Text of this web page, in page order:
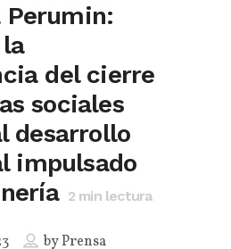
Perumin:
del cierre
sociales
desarrollo
impulsado
2 min lectura
byPrensa